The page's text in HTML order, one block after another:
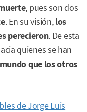
, pues son dos
. En su visión,los
perecieron. De esta
quienes se han
que los otros
de Jorge Luis